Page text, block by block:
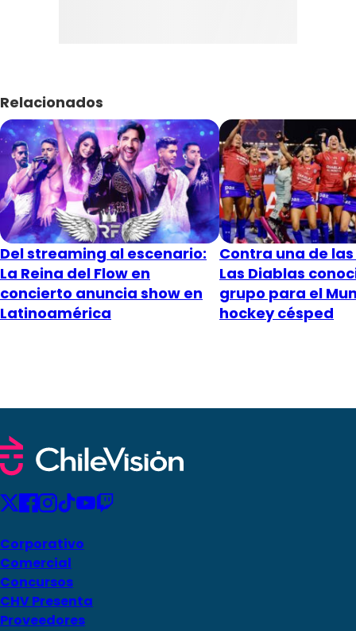
Relacionados
Del streaming al escenario:
La Reina del Flow en
concierto anuncia show en
Latinoamérica
Contra una de
Las Diablas
grupo para el
hockey césped
Corporativo
Comercial
Concursos
CHV Presenta
Proveedores